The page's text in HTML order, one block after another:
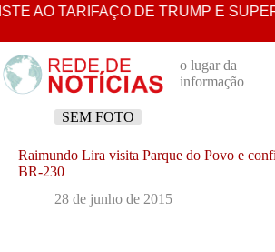
Pular
o
conteúdo
TARIFAÇO DE TRUMP E SUPERÁVIT
o lugar da
informação
SEM FOTO
Raimundo Lira visita Parque do Povo e
BR-230
28 de junho de 2015